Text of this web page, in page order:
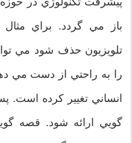
باز مي گردد. براي
تلويزيون حذف شود مي
را به راحتي از دست مي
انساني تغيير کرده است.
گويي ارائه شود. قصه